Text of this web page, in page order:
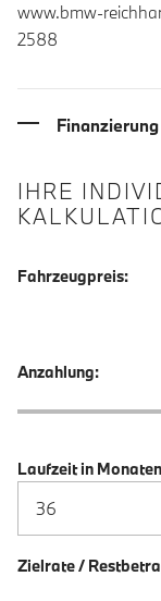
www.bmw-
2588
Finanzierung
IHRE
Fahrzeugpreis:
Anzahlung:
Anzahlung
Laufzeit in
Zielrate /